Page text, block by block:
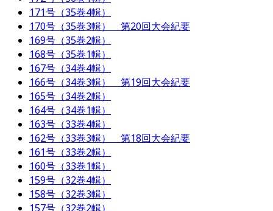
171号（35巻4輯）
170号（35巻3輯） 第20回大会紀要
169号（35巻2輯）
168号（35巻1輯）
167号（34巻4輯）
166号（34巻3輯） 第19回大会紀要
165号（34巻2輯）
164号（34巻1輯）
163号（33巻4輯）
162号（33巻3輯） 第18回大会紀要
161号（33巻2輯）
160号（33巻1輯）
159号（32巻4輯）
158号（32巻3輯）
157号（32巻2輯）